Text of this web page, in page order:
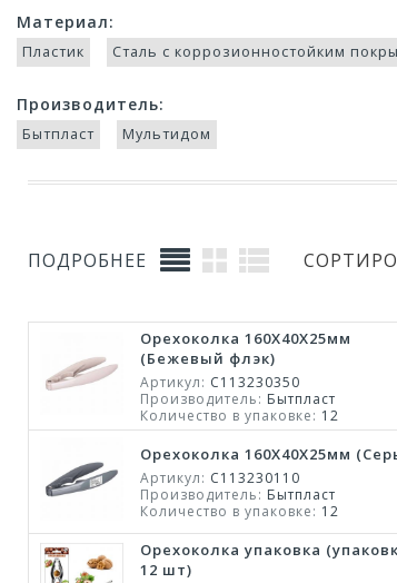
Материал:
Пластик Сталь с коррозионностойким
Производитель:
Бытпласт Мультидом
ПОДРОБНЕЕ
Орехоколка 160Х40Х25мм
(Бежевый флэк)
Артикул: С113230350
Производитель: Бытпласт
Количество в упаковке: 12
Орехоколка 160Х40Х25мм
Артикул: С113230110
Производитель: Бытпласт
Количество в упаковке: 12
Орехоколка упаковка
12 шт)